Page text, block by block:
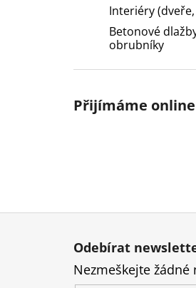
Interiéry
Betonové
obrubníky
Přijímáme
Z
Odebírat
Nezmeškejte žádné